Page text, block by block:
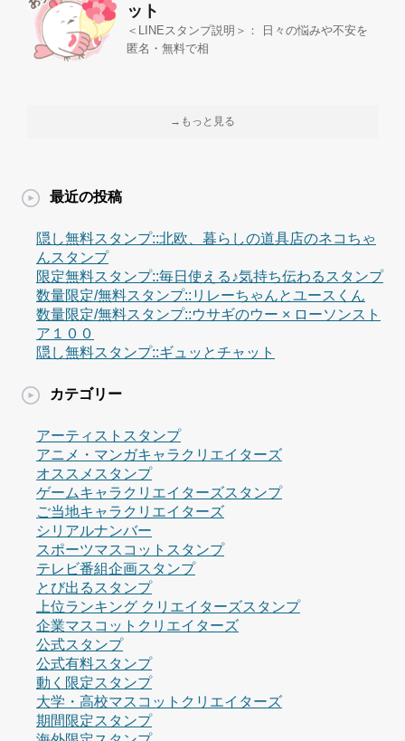
ット
＜LINEスタンプ説明＞： 日々の悩みや不安を
匿名・無料で相
→もっと見る
最近の投稿
隠し無料スタンプ::北欧、暮らしの道具店のネコちゃ
んスタンプ
限定無料スタンプ::毎日使える♪気持ち伝わるスタンプ
数量限定/無料スタンプ::リレーちゃんとユースくん
数量限定/無料スタンプ::ウサギのウー × ローソンスト
ア１００
隠し無料スタンプ::ギュッとチャット
カテゴリー
アーティストスタンプ
アニメ・マンガキャラクリエイターズ
オススメスタンプ
ゲームキャラクリエイターズスタンプ
ご当地キャラクリエイターズ
シリアルナンバー
スポーツマスコットスタンプ
テレビ番組企画スタンプ
とび出るスタンプ
上位ランキング クリエイターズスタンプ
企業マスコットクリエイターズ
公式スタンプ
公式有料スタンプ
動く限定スタンプ
大学・高校マスコットクリエイターズ
期間限定スタンプ